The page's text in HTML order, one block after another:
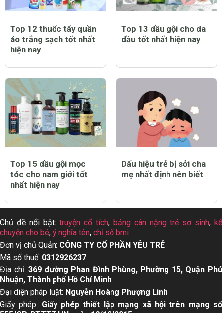
Top 12 thuốc tẩy quần
áo trắng sạch tốt nhất
hiện nay
Top 13 dầu gội cho da
dầu tốt nhất hiện nay
Top 15 dầu gội mọc
tóc cho nam giới tốt
nhất hiện nay
Dấu hiệu trẻ bị sởi cha
mẹ nhất định nên biết
Chủ đề nổi bật:truyện cổ tích, bảng cân nặng trẻ sơ sinh,kể
chuyện cho bé, ý nghĩa tên, chỉ số bmi
Đơn vị chủ Quản: CÔNG TY CỔ PHẦN YÊU TRẺ
Mã số thuế: 0312926237
Địa chỉ:369 đường Phan Đình Phùng, Phường 15, Quận Phú
Nhuận, Thành phố Hồ Chí Minh
Đại diện pháp luật: Nguyễn Hoàng Phượng Linh
Giấy phép: Giấy phép thiết lập mạng xã hội trên mạng số